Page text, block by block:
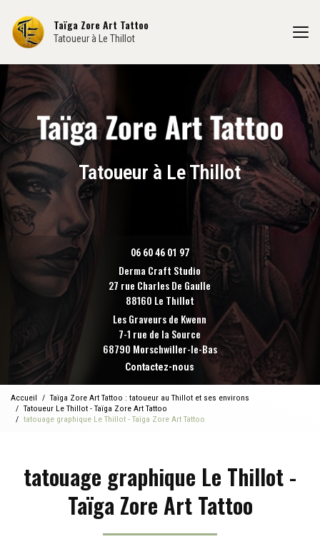
contenu
principal
Taïga Zore Art Tattoo
Tatoueur à Le Thillot
Tatoueur à Le Thillot
06 60 46 01 97
Derma Craft Studio
27 rue Charles De Gaulle
88160 Le Thillot
Les Graveurs de Kwenn
7-1 rue de la Source
68790 Morschwiller-le-Bas
Contactez-nous
Accueil
Taïga Zore Art Tattoo : tatoueur au Thillot et ses environs
Tatoueur Le Thillot - Taïga Zore Art Tattoo
tatouage graphique Le Thillot - Taïga Zore Art Tattoo
tatouage graphique Le Thillot -
Taïga Zore Art Tattoo